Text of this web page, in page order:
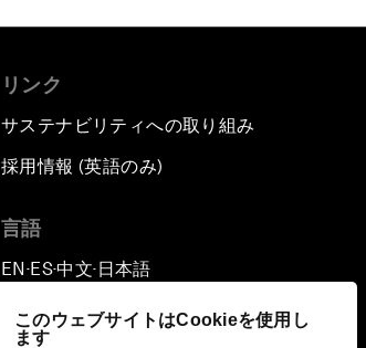
このウェブサイトはCookieを使用し
ます
リンク
サステナビリティへの取り組み
採用情報 (英語のみ)
言語
EN ▪ ES▪中文▪ 日本語